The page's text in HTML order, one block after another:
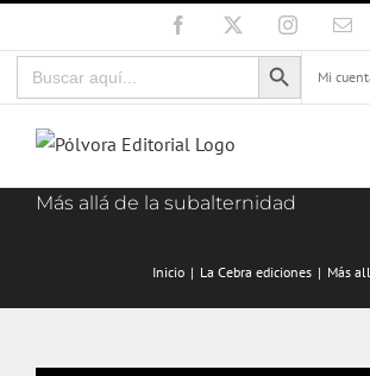
al
contenido
Facebook Instagram
Buscar:
Botón de búsqueda
Mi
Más allá de la subalternidad
Inicio La Cebra ediciones Más